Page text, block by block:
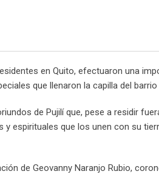
en Quito, efectuaron una
que llenaron la capilla del barrio
de Pujilí que, pese a residir
espirituales que los unen con su
de Geovanny Naranjo Rubio,